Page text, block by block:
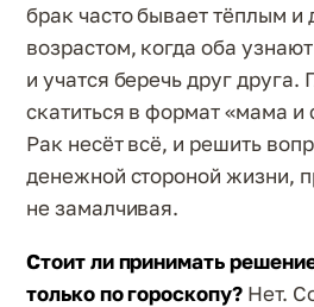
брак часто бывает тёплым и
возрастом, когда оба
и учатся беречь друг друга.
скатиться в формат «мама
Рак несёт всё, и решить
денежной стороной жизни,
не замалчивая.
Стоит ли принимать
только по гороскопу?Нет.